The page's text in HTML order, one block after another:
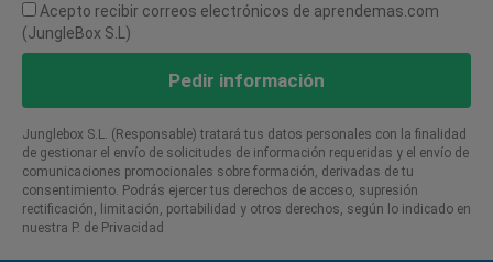
Acepto recibir correos electrónicos de aprendemas.com
(JungleBox S.L)
Pedir información
Junglebox S.L. (Responsable) tratará tus datos personales con la finalidad
de gestionar el envío de solicitudes de información requeridas y el envío de
comunicaciones promocionales sobre formación, derivadas de tu
consentimiento. Podrás ejercer tus derechos de acceso, supresión
rectificación, limitación, portabilidad y otros derechos, según lo indicado en
nuestra P. de Privacidad​